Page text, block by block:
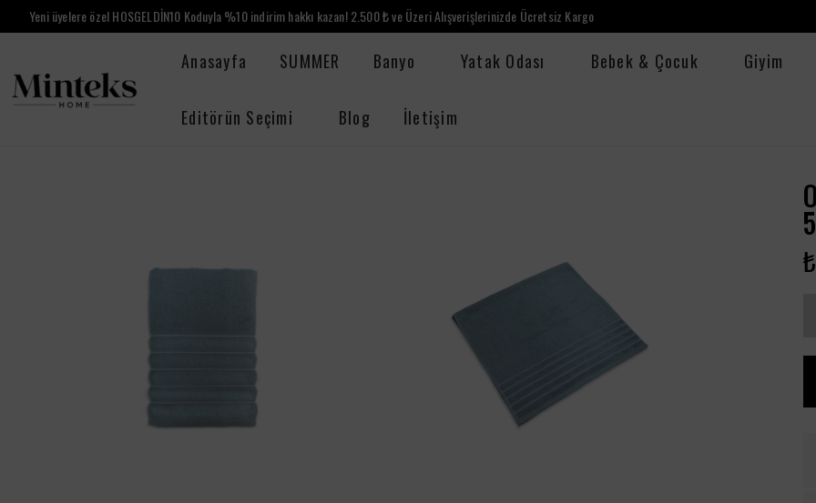
Yeni üyelere özel HOSGELDİN10 Koduyla %10 indirim hakkı kazan! 2.500 ₺ ve Üzeri Alışverişlerinizde Ücretsiz Kargo
Anasayfa SUMMER Banyo Yatak Odası Bebek & Çocuk Giyim
Editörün Seçimi Blog İletişim